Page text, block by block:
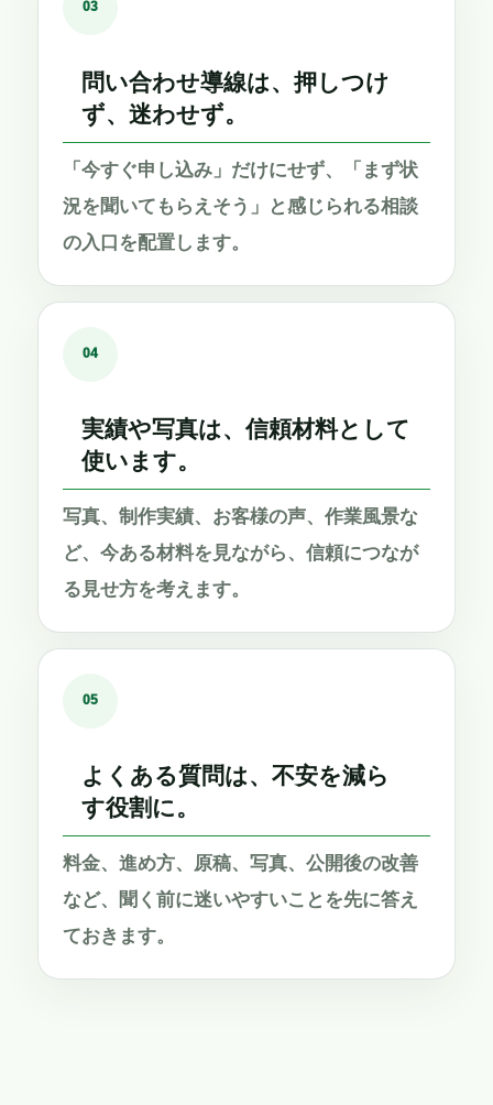
03
問い合わせ導線は、押しつけ
ず、迷わせず。
「今すぐ申し込み」だけにせず、「まず状
況を聞いてもらえそう」と感じられる相談
の入口を配置します。
04
実績や写真は、信頼材料として
使います。
写真、制作実績、お客様の声、作業風景な
ど、今ある材料を見ながら、信頼につなが
る見せ方を考えます。
05
よくある質問は、不安を減ら
す役割に。
料金、進め方、原稿、写真、公開後の改善
など、聞く前に迷いやすいことを先に答え
ておきます。